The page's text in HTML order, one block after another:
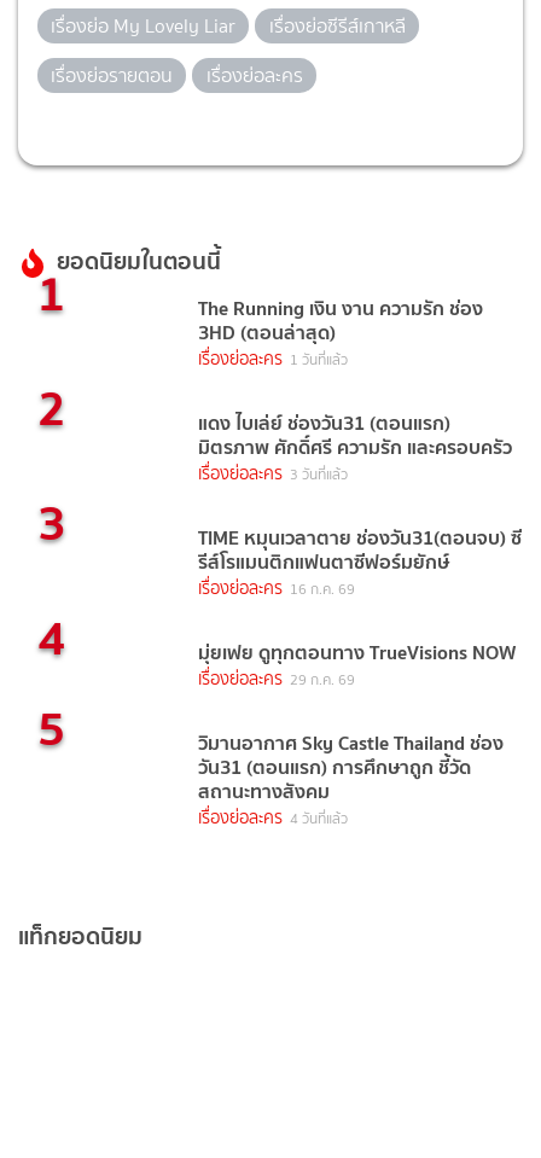
เรื่องย่อ My Lovely Liar
เรื่องย่อซีรีส์เกาหลี
เรื่องย่อรายตอน
เรื่องย่อละคร
ยอดนิยมในตอนนี้
1 The Running เงิน งาน ความรัก ช่อง
3HD (ตอนล่าสุด)
เรื่องย่อละคร 1 วันที่แล้ว
2 แดง ไบเล่ย์ ช่องวัน31 (ตอนแรก)
มิตรภาพ ศักดิ์ศรี ความรัก และครอบครัว
เรื่องย่อละคร 3 วันที่แล้ว
3 TIME หมุนเวลาตาย ช่องวัน31(ตอนจบ) ซี
รีส์โรแมนติกแฟนตาซีฟอร์มยักษ์
เรื่องย่อละคร 16 ก.ค. 69
4 มุ่ยเฟย ดูทุกตอนทาง TrueVisions NOW
เรื่องย่อละคร 29 ก.ค. 69
5 วิมานอากาศ Sky Castle Thailand ช่อง
วัน31 (ตอนแรก) การศึกษาถูก ชี้วัด
สถานะทางสังคม
เรื่องย่อละคร 4 วันที่แล้ว
แท็กยอดนิยม